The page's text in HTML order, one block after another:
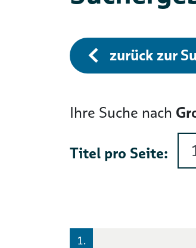
zurück zur
Ihre Suche nach
Titel pro Seite:
1.